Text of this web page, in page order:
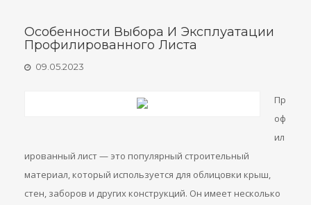
Особенности Выбора И Эксплуатации
Профилированного Листа
09.05.2023
Пр
оф
ил
ированный лист — это популярный строительный
материал, который используется для облицовки крыш,
стен, заборов и других конструкций. Он имеет несколько